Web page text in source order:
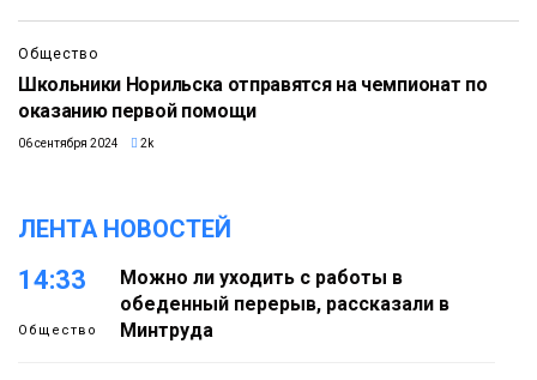
Общество
Школьники Норильска отправятся на чемпионат по
оказанию первой помощи
06 сентября 2024 2k
ЛЕНТА НОВОСТЕЙ
14:33
Общество
Можно ли уходить с работы в
обеденный перерыв, рассказали в
Минтруда